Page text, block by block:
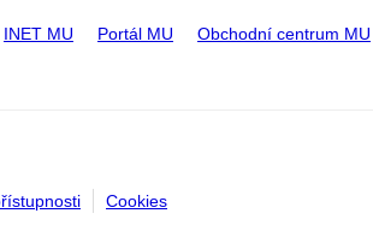
INET MU Portál MU Obchodní centrum MU
Cookies